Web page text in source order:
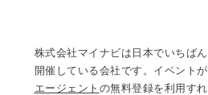
株式会社マイナビは日本でいちば
開催している会社です。イベント
エージェント の無料登録を利用す